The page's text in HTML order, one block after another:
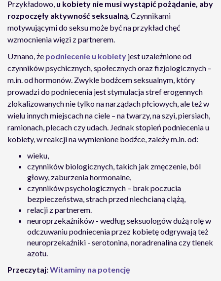
Przykładowo, u kobiety nie musi wystąpić pożądanie, aby
rozpoczęły aktywność seksualną. Czynnikami
motywującymi do seksu może być na przykład chęć
wzmocnienia więzi z partnerem.
Uznano, że podniecenie u kobiety jest uzależnione od
czynników psychicznych, społecznych oraz fizjologicznych –
m.in. od hormonów. Zwykle bodźcem seksualnym, który
prowadzi do podniecenia jest stymulacja stref erogennych
zlokalizowanych nie tylko na narządach płciowych, ale też w
wielu innych miejscach na ciele – na twarzy, na szyi, piersiach,
ramionach, plecach czy udach. Jednak stopień podniecenia u
kobiety, w reakcji na wymienione bodźce, zależy m.in. od:
wieku,
czynników biologicznych, takich jak zmęczenie, ból
głowy, zaburzenia hormonalne,
czynników psychologicznych – brak poczucia
bezpieczeństwa, strach przed niechcianą ciążą,
relacji z partnerem.
neuroprzekaźników - według seksuologów dużą rolę w
odczuwaniu podniecenia przez kobietę odgrywają też
neuroprzekaźniki - serotonina, noradrenalina czy tlenek
azotu.
Przeczytaj:Witaminy na potencję